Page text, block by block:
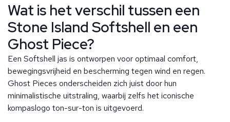
Wat is het verschil tussen een
Stone Island Softshell en een
Ghost Piece?
Een Softshell jas is ontworpen voor optimaal comfort,
bewegingsvrijheid en bescherming tegen wind en regen.
Ghost Pieces onderscheiden zich juist door hun
minimalistische uitstraling, waarbij zelfs het iconische
kompaslogo ton-sur-ton is uitgevoerd.